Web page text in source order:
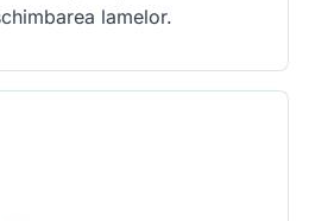
lamelor.